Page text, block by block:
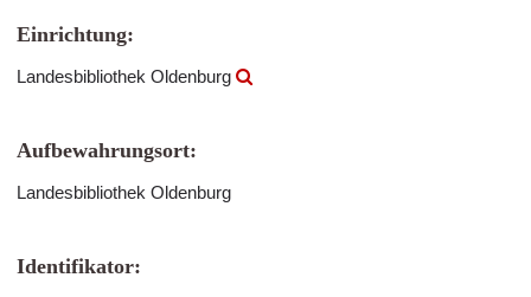
Einrichtung:
Landesbibliothek Oldenburg
Aufbewahrungsort:
Landesbibliothek Oldenburg
Identifikator: